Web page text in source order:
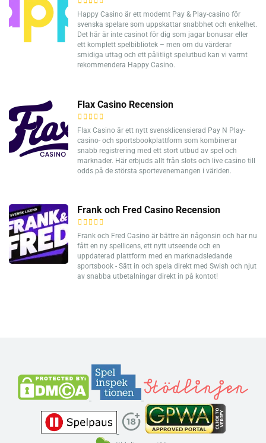
Happy Casino är ett modernt Pay & Play-casino för
svenska spelare som uppskattar snabbhet och enkelhet.
Det här är inte casinot för dig som jagar bonusar eller
ett komplett spelbibliotek – men om du värderar
smidiga uttag och ett pålitligt spelutbud kan vi varmt
rekommendera Happy Casino.
Flax Casino Recension
Flax Casino är ett nytt svensklicensierad Pay N Play-
casino- och sportsbookplattform som kombinerar
snabb registrering med ett stort utbud av spel och
marknader. Här erbjuds allt från slots och live casino till
odds på de största sportevenemangen i världen.
Frank och Fred Casino Recension
Frank och Fred Casino är bättre än någonsin och har nu
fått en ny spellicens, ett nytt utseende och en
uppdaterad plattform med en marknadsledande
sportsbook - Sätt in och spela direkt med Swish och njut
av snabba utbetalningar direkt in på kontot!